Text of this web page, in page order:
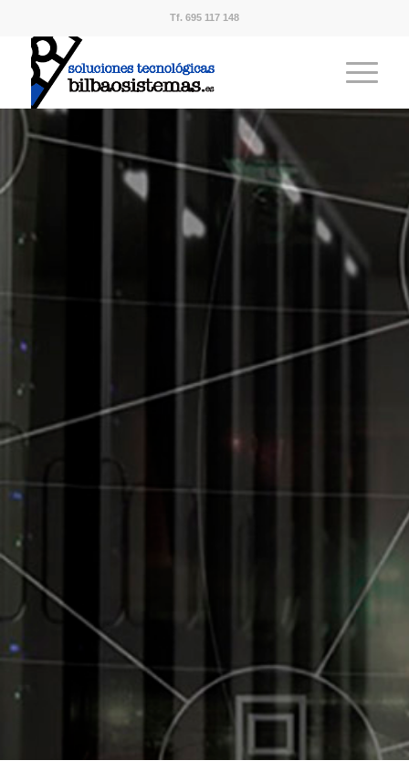
Tf. 695 117 148